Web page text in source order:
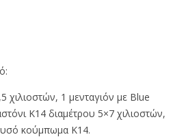
χιλιοστών, 1 μενταγιόν με Blue
Κ14 διαμέτρου 5×7 χιλιοστών,
κούμπωμα Κ14.